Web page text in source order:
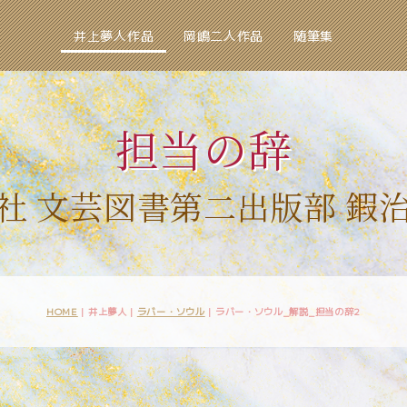
井上夢人作品 岡嶋二人作品 随筆集
担当の辞
文芸図書第二出版部 鍜
HOME | 井上夢人 | ラバー・ソウル | ラバー・ソウル_解説_担当の辞2